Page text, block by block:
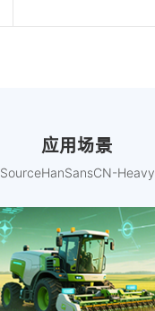
应用场景
SourceHanSansCN-Heavy